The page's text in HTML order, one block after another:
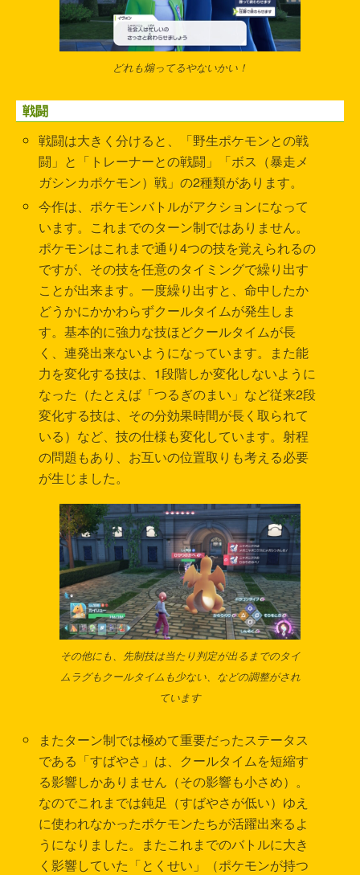
どれも煽ってるやないかい！
戦闘
戦闘は大きく分けると、「野生ポケモンとの戦
闘」と「トレーナーとの戦闘」「ボス（暴走メ
ガシンカポケモン）戦」の2種類があります。
今作は、ポケモンバトルがアクションになって
います。これまでのターン制ではありません。
ポケモンはこれまで通り4つの技を覚えられるの
ですが、その技を任意のタイミングで繰り出す
ことが出来ます。一度繰り出すと、命中したか
どうかにかかわらずクールタイムが発生しま
す。基本的に強力な技ほどクールタイムが長
く、連発出来ないようになっています。また能
力を変化する技は、1段階しか変化しないように
なった（たとえば「つるぎのまい」など従来2段
変化する技は、その分効果時間が長く取られて
いる）など、技の仕様も変化しています。射程
の問題もあり、お互いの位置取りも考える必要
が生じました。
その他にも、先制技は当たり判定が出るまでのタイ
ムラグもクールタイムも少ない、などの調整がされ
ています
またターン制では極めて重要だったステータス
である「すばやさ」は、クールタイムを短縮す
る影響しかありません（その影響も小さめ）。
なのでこれまでは鈍足（すばやさが低い）ゆえ
に使われなかったポケモンたちが活躍出来るよ
うになりました。またこれまでのバトルに大き
く影響していた「とくせい」（ポケモンが持つ